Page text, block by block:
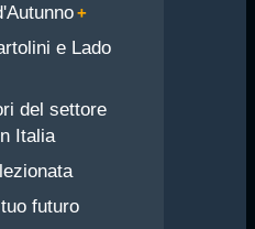
e Lado
del settore
Italia
futuro